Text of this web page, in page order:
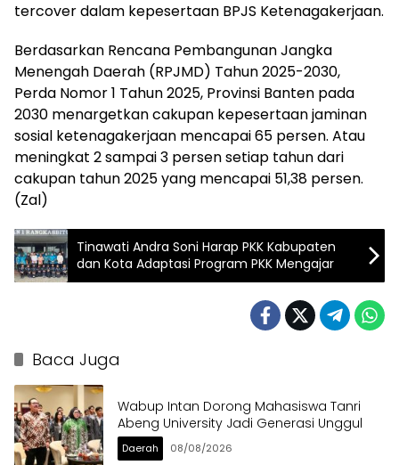
tercover dalam kepesertaan BPJS Ketenagakerjaan.
Berdasarkan Rencana Pembangunan Jangka
Menengah Daerah (RPJMD) Tahun 2025-2030,
Perda Nomor 1 Tahun 2025, Provinsi Banten pada
2030 menargetkan cakupan kepesertaan jaminan
sosial ketenagakerjaan mencapai 65 persen. Atau
meningkat 2 sampai 3 persen setiap tahun dari
cakupan tahun 2025 yang mencapai 51,38 persen.
(Zal)
Tinawati Andra Soni Harap PKK Kabupaten
dan Kota Adaptasi Program PKK Mengajar
Baca Juga
Wabup Intan Dorong Mahasiswa Tanri
Abeng University Jadi Generasi Unggul
Daerah 08/08/2026